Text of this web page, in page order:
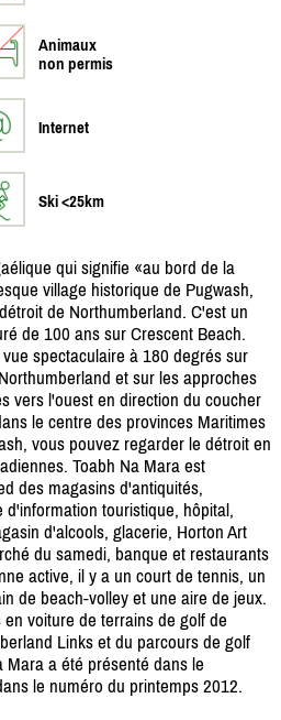
Animaux
non permis
Internet
Ski <25km
qui signifie «au bord de la
village historique de Pugwash,
de Northumberland. C'est un
de 100 ans sur Crescent Beach.
spectaculaire à 180 degrés sur
et sur les approches
vers l'ouest en direction du coucher
le centre des provinces Maritimes
vous pouvez regarder le détroit en
Toabh Na Mara est
des magasins d'antiquités,
touristique, hôpital,
d'alcools, glacerie, Horton Art
du samedi, banque et restaurants
active, il y a un court de tennis, un
de beach-volley et une aire de jeux.
voiture de terrains de golf de
Links et du parcours de golf
Mara a été présenté dans le
le numéro du printemps 2012.